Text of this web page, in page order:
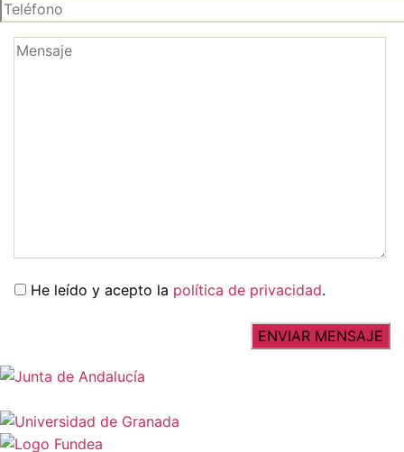
He leído y acepto la política de privacidad.